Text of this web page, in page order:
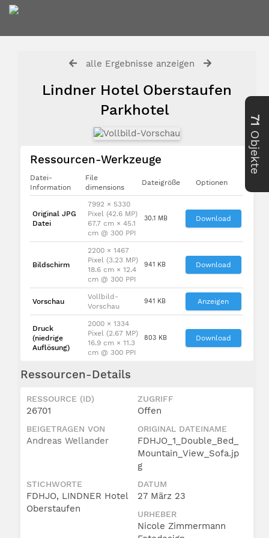
alle Ergebnisse anzeigen
Lindner Hotel Oberstaufen
Parkhotel
Ressourcen-Werkzeuge
Datei-
Information
File
dimensions
Dateigröße Optionen
Original JPG
Datei
7992 × 5330
Pixel (42.6 MP)
67.7 cm × 45.1
cm @ 300 PPI
30.1 MB Download
Bildschirm
2200 × 1467
Pixel (3.23 MP)
18.6 cm × 12.4
cm @ 300 PPI
941 KB Download
Vorschau
Vollbild-
Vorschau
941 KB Anzeigen
Druck
(niedrige
Auflösung)
2000 × 1334
Pixel (2.67 MP)
16.9 cm × 11.3
cm @ 300 PPI
803 KB Download
Ressourcen-Details
RESSOURCE (ID)
26701
ZUGRIFF
Offen
BEIGETRAGEN VON
Andreas Wellander
ORIGINAL DATEINAME
FDHJO_1_Double_Bed_
Mountain_View_Sofa.jp
g
STICHWORTE
FDHJO, LINDNER Hotel
Oberstaufen
DATUM
27 März 23
URHEBER
Nicole Zimmermann
71
Objekte